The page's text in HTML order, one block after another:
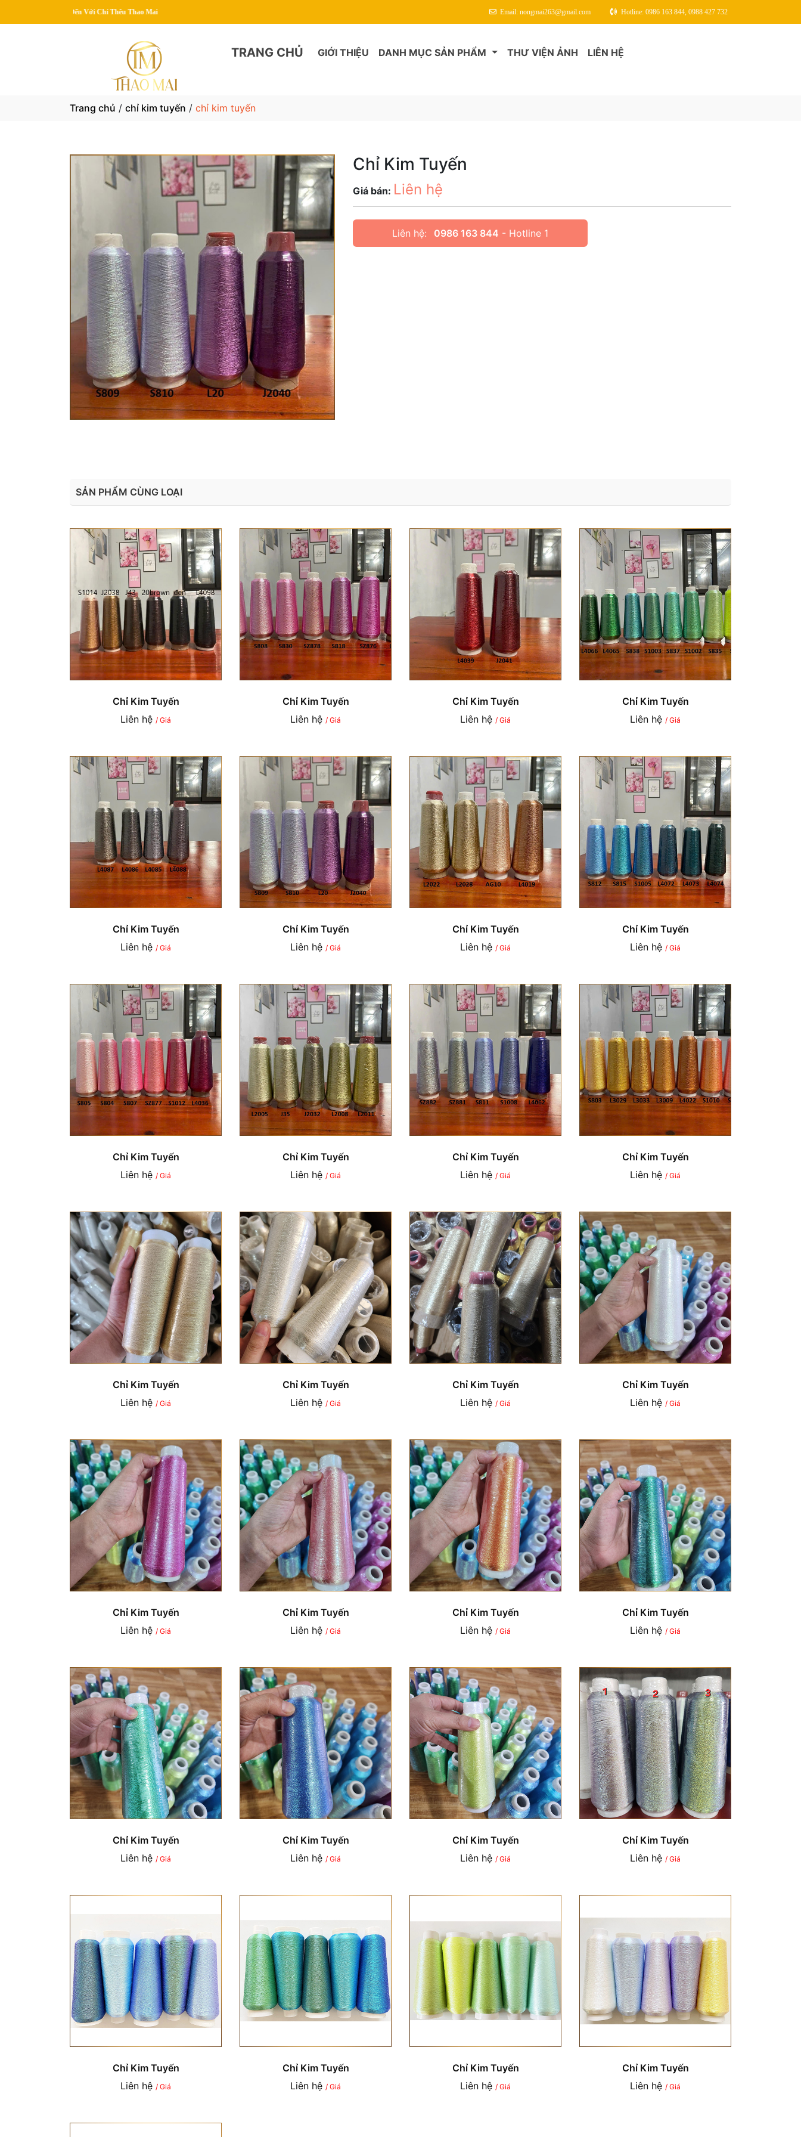
Đến Với Chỉ Thêu Thao Mai Email: nongmai263@gmail.com Hotline: 0986 163 844, 0988 427 732
TRANG CHỦ GIỚI THIỆU DANH MỤC SẢN PHẨM THƯ VIỆN ẢNH LIÊN HỆ
Trang chủ / chỉ kim tuyến / chỉ kim tuyến
Chỉ Kim Tuyến
Giá bán: Liên hệ
Liên hệ: 0986 163 844 - Hotline 1
SẢN PHẨM CÙNG LOẠI
Chỉ Kim Tuyến
Liên hệ / Giá
Chỉ Kim Tuyến
Liên hệ / Giá
Chỉ Kim Tuyến
Liên hệ / Giá
Chỉ Kim Tuyến
Liên hệ / Giá
Chỉ Kim Tuyến
Liên hệ / Giá
Chỉ Kim Tuyến
Liên hệ / Giá
Chỉ Kim Tuyến
Liên hệ / Giá
Chỉ Kim Tuyến
Liên hệ / Giá
Chỉ Kim Tuyến
Liên hệ / Giá
Chỉ Kim Tuyến
Liên hệ / Giá
Chỉ Kim Tuyến
Liên hệ / Giá
Chỉ Kim Tuyến
Liên hệ / Giá
Chỉ Kim Tuyến
Liên hệ / Giá
Chỉ Kim Tuyến
Liên hệ / Giá
Chỉ Kim Tuyến
Liên hệ / Giá
Chỉ Kim Tuyến
Liên hệ / Giá
Chỉ Kim Tuyến
Liên hệ / Giá
Chỉ Kim Tuyến
Liên hệ / Giá
Chỉ Kim Tuyến
Liên hệ / Giá
Chỉ Kim Tuyến
Liên hệ / Giá
Chỉ Kim Tuyến
Liên hệ / Giá
Chỉ Kim Tuyến
Liên hệ / Giá
Chỉ Kim Tuyến
Liên hệ / Giá
Chỉ Kim Tuyến
Liên hệ / Giá
Chỉ Kim Tuyến
Liên hệ / Giá
Chỉ Kim Tuyến
Liên hệ / Giá
Chỉ Kim Tuyến
Liên hệ / Giá
Chỉ Kim Tuyến
Liên hệ / Giá